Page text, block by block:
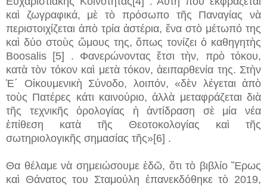
καὶ ζωγραφικά, μὲ τὸ πρόσωπο τῆς Παναγίας νὰ
περιστοιχίζεται ἀπὸ τρία ἀστέρια, ἕνα στὸ μέτωπό της
καὶ δύο στοὺς ὤμους της, ὅπως τονίζει ὁ καθηγητὴς
Boosalis [5] . Φανερώνοντας ἔτσι τὴν, πρὸ τόκου,
κατὰ τὸν τόκον καὶ μετὰ τόκον, ἀειπαρθενία της. Στὴν
Ἐ΄ Οἰκουμενικὴ Σύνοδο, λοιπόν, «δὲν λέγεται ἀπὸ
τοὺς Πατέρες κάτι καινούριο, ἀλλὰ μεταφράζεται διὰ
τῆς τεχνικῆς ὁρολογίας ἡ ἀντίδραση σὲ μία νέα
ἐπίθεση κατὰ τῆς Θεοτοκολογίας καὶ τῆς
σωτηριολογικῆς σημασίας τῆς»[6] .
Θα θέλαμε νὰ σημειώσουμε ἐδῶ, ὅτι τὸ βιβλίο Ἔρως
καὶ Θάνατος του Σταμούλη ἐπανεκδόθηκε τὸ 2019,